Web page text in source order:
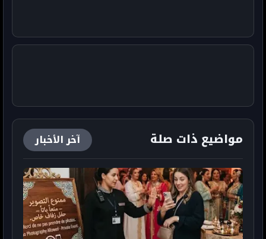
مواضيع ذات صلة آخر الأخبار